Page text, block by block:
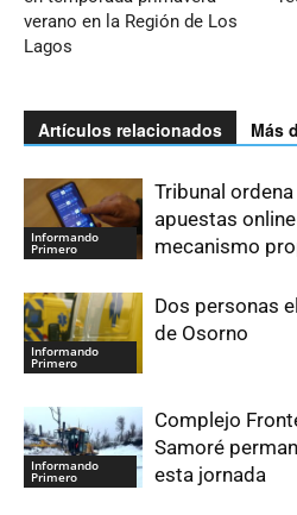
verano en la Región de Los
Lagos
Artículos relacionados Más
Informando
Primero
Tribunal
apuestas
mecanismo
Informando
Primero
Dos personas
de Osorno
Informando
Primero
Complejo
Samoré
esta jornada